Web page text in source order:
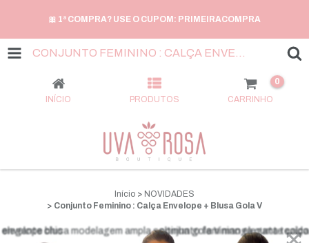
🎀 1ª COMPRA? USE O CUPOM: PRIMEIRACOMPRA
INÍCIO PRODUTOS CARRINHO
0
Início > NOVIDADES
> Conjunto Feminino : Calça Envelope + Blusa Gola V